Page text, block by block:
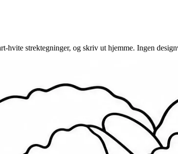
strektegninger, og skriv ut hjemme. Ingen